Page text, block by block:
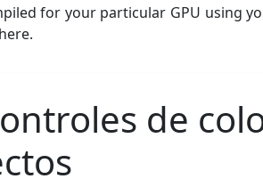
for your particular GPU using
de